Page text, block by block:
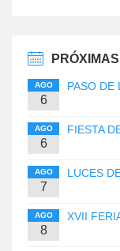
AGO
6
PASO DE
AGO
6
FIESTA
AGO
7
LUCES
AGO
8
XVII